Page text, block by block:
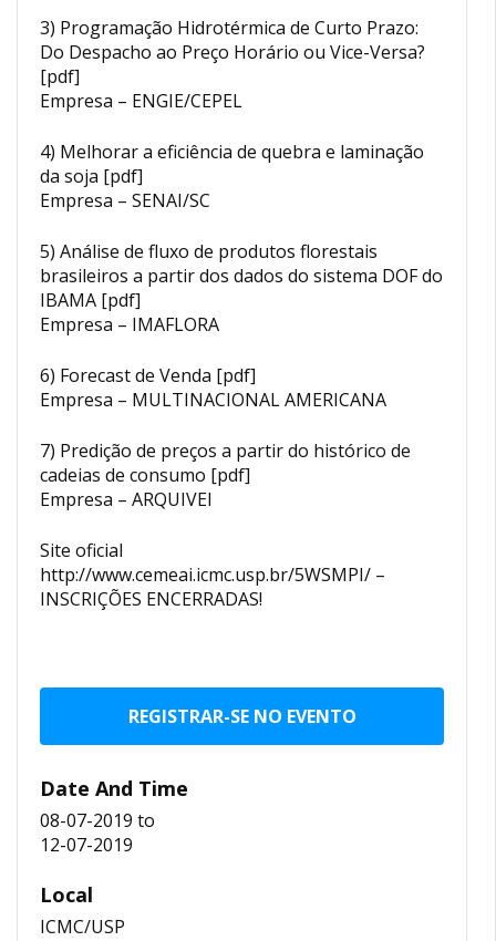
3) Programação Hidrotérmica de Curto Prazo:
Do Despacho ao Preço Horário ou Vice-Versa?
[pdf]
Empresa – ENGIE/CEPEL
4) Melhorar a eficiência de quebra e laminação
da soja [pdf]
Empresa – SENAI/SC
5) Análise de fluxo de produtos florestais
brasileiros a partir dos dados do sistema DOF do
IBAMA [pdf]
Empresa – IMAFLORA
6) Forecast de Venda [pdf]
Empresa – MULTINACIONAL AMERICANA
7) Predição de preços a partir do histórico de
cadeias de consumo [pdf]
Empresa – ARQUIVEI
Site oficial
http://www.cemeai.icmc.usp.br/5WSMPI/ –
INSCRIÇÕES ENCERRADAS!
REGISTRAR-SE NO EVENTO
Date And Time
08-07-2019 to
12-07-2019
Local
ICMC/USP